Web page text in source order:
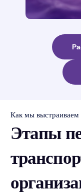
Как мы выстраиваем
Этапы